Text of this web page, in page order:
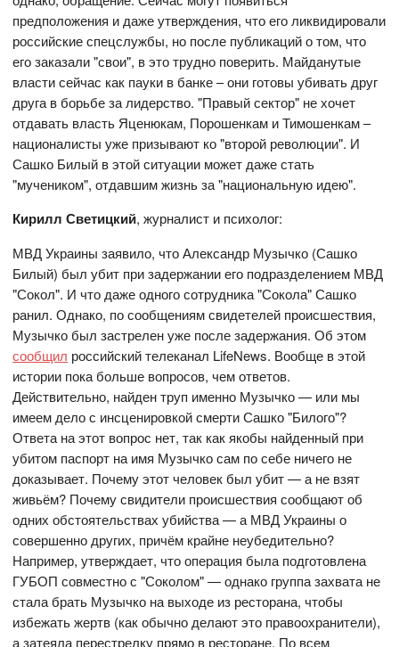
предположения и даже утверждения, что его ликвидировали
российские спецслужбы, но после публикаций о том, что
его заказали "свои", в это трудно поверить. Майданутые
власти сейчас как пауки в банке – они готовы убивать друг
друга в борьбе за лидерство. "Правый сектор" не хочет
отдавать власть Яценюкам, Порошенкам и Тимошенкам –
националисты уже призывают ко "второй революции". И
Сашко Билый в этой ситуации может даже стать
"мучеником", отдавшим жизнь за "национальную идею".
Кирилл Светицкий, журналист и психолог:
МВД Украины заявило, что Александр Музычко (Сашко
Билый) был убит при задержании его подразделением МВД
"Сокол". И что даже одного сотрудника "Сокола" Сашко
ранил. Однако, по сообщениям свидетелей происшествия,
Музычко был застрелен уже после задержания. Об этом
сообщил российский телеканал LifeNews. Вообще в этой
истории пока больше вопросов, чем ответов.
Действительно, найден труп именно Музычко — или мы
имеем дело с инсценировкой смерти Сашко "Билого"?
Ответа на этот вопрос нет, так как якобы найденный при
убитом паспорт на имя Музычко сам по себе ничего не
доказывает. Почему этот человек был убит — а не взят
живьём? Почему свидители происшествия сообщают об
одних обстоятельствах убийства — а МВД Украины о
совершенно других, причём крайне неубедительно?
Например, утверждает, что операция была подготовлена
ГУБОП совместно с "Соколом" — однако группа захвата не
стала брать Музычко на выходе из ресторана, чтобы
избежать жертв (как обычно делают это правоохранители),
а затеяла перестрелку прямо в ресторане. По всем